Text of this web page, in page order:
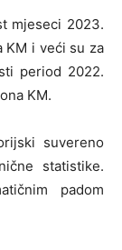
mjeseci 2023.
i veći su za
period 2022.
KM.
suvereno
statistike.
padom